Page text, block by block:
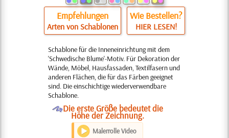
Empfehlungen
Arten von Schablonen
Wie Bestellen?
HIER LESEN!
Schablone für die Inneneinrichtung mit dem
'Schwedische Blume'-Motiv. Für Dekoration der
Wände, Möbel, Hausfassaden, Textilfasern und
anderen Flächen, die für das Färben geeignet
sind. Die einschichtige wiederverwendbare
Schablone.
ODie erste Größe bedeutet die
Höhe der Zeichnung.
Malerrolle Video